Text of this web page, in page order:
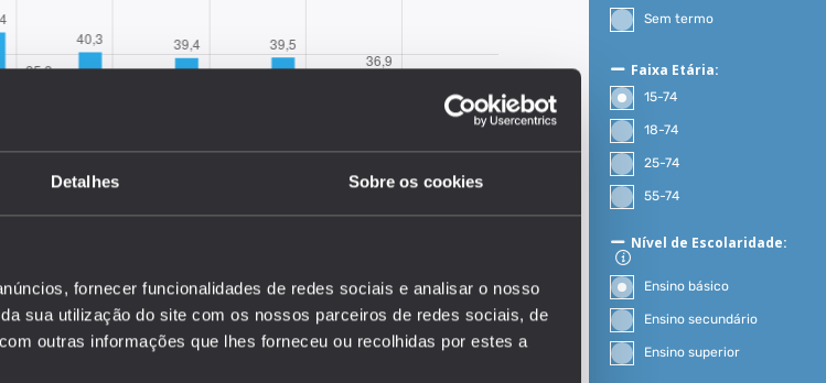
Detalhes Sobre os cookies
fornecer funcionalidades de redes sociais e analisar o nosso
sua utilização do site com os nossos parceiros de redes sociais, de
outras informações que lhes forneceu ou recolhidas por estes a
Sem termo
Faixa Etária:
15-74
18-74
25-74
55-74
Nível de Escolaridade:
Ensino básico
Ensino secundário
Ensino superior